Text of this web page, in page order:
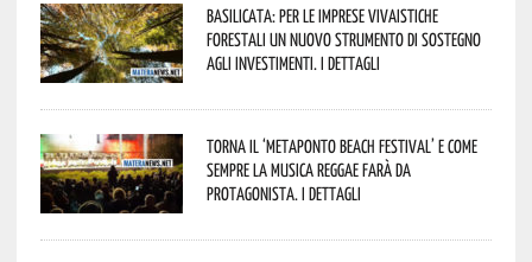
Basilicata: per le imprese vivaistiche
forestali un nuovo strumento di sostegno
agli investimenti. I dettagli
Torna il ‘Metaponto beach festival’ e come
sempre la musica reggae farà da
protagonista. I dettagli